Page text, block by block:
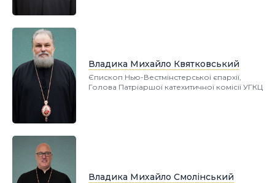
Владика Михайло Квятковський
Єпископ Нью-Вестмінстерської єпархії,
Голова Патріаршої катехитичної комісії УГКЦ
Владика Михайло Смолінський